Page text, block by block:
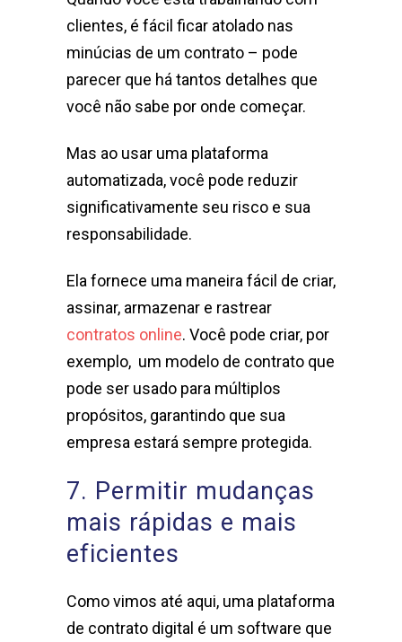
clientes, é fácil ficar atolado nas
minúcias de um contrato – pode
parecer que há tantos detalhes que
você não sabe por onde começar.
Mas ao usar uma plataforma
automatizada, você pode reduzir
significativamente seu risco e sua
responsabilidade.
Ela fornece uma maneira fácil de criar,
assinar, armazenar e rastrear
contratos online. Você pode criar, por
exemplo, um modelo de contrato que
pode ser usado para múltiplos
propósitos, garantindo que sua
empresa estará sempre protegida.
7. Permitir mudanças
mais rápidas e mais
eficientes
Como vimos até aqui, uma plataforma
de contrato digital é um software que